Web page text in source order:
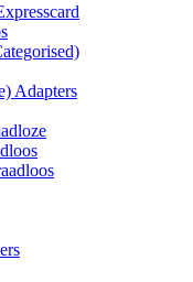
Adapters